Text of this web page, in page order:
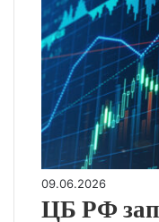
09.06.2026
ЦБ РФ